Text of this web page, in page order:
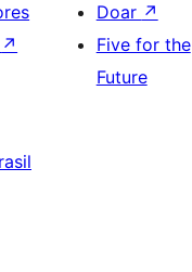
↗
Doar ↗
Five for the
Future